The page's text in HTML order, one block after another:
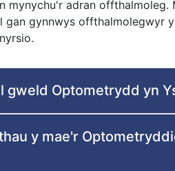
mynychu'r adran
gan gynnwys offthalmolegwyr
gweld Optometrydd yn
y mae'r